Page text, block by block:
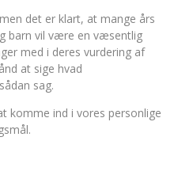
det er klart, at mange års
barn vil være en væsentlig
med i deres vurdering af
at sige hvad
sag.
komme ind i vores personlige